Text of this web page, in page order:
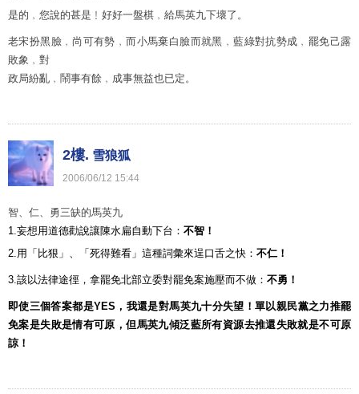
是的﹐您說的甚是﹗好好一盤棋﹐給馬英九下壞了。
老宋扮黑臉﹐尚可有勢﹐而小馬棄白臉而就黑﹐藍綠對抗勢成﹐罷免己露
敗象﹐對
政局紛亂﹐鬧事有餘﹐成事無益也已定。
2樓. 雪狼狐
2006/06/12 15:44
智、仁、勇三缺的馬英九
1.妄想用道德勸說讓陳水扁自動下台： 不智！
2.用「比狠」、「死得難看」這種詞彙來逞口舌之快： 不仁！
3.該以法律途徑，拿罷免北部立委對罷免案施壓而不做： 不勇！
即使三個答案都是YES，我還是對馬英九十分失望！單以親民黨之力推罷
免案是失敗是情有可原，但馬英九傾泛藍所有資源去推還失敗就是不可原
諒！